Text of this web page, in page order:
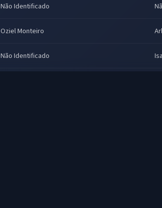
Não Identificado
Oziel Monteiro
Não Identificado